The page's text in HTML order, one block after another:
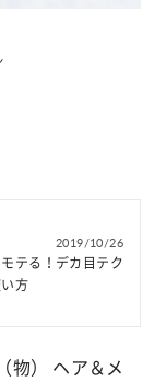
2019/10/26
テる！デカ目テク
方
物） ヘア＆メ